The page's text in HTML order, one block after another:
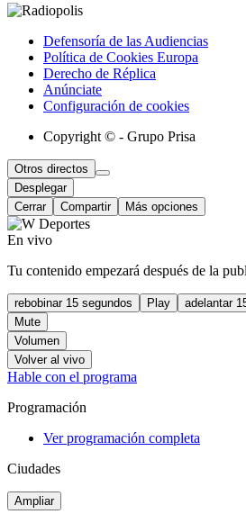
Defensoría de las Audiencias
Política de Cookies Europa
Derecho de Réplica
Anúnciate
Configuración de cookies
Copyright © - Grupo Prisa
Otros directos
Desplegar
Cerrar
Compartir Más opciones
En vivo
Tu contenido empezará después de la
rebobinar 15 segundos Play
adelantar
Mute
Volumen
Volver al vivo
Hable con el programa
Programación
Ver programación completa
Ciudades
Ampliar